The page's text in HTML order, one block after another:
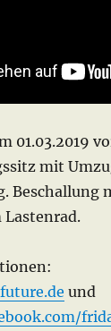
01.03.2019
mit
Beschallung
Lastenrad.
und